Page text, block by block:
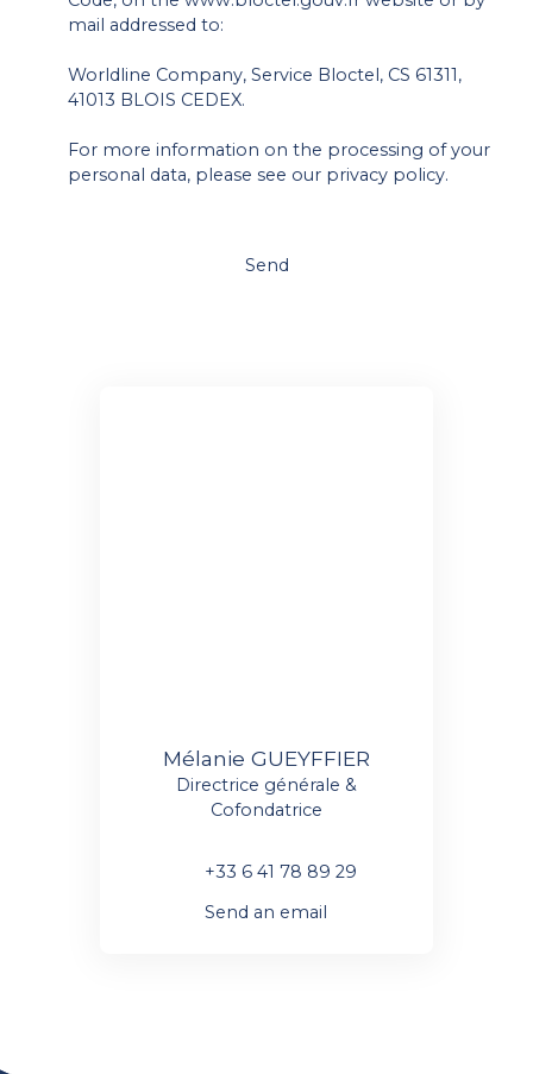
mail addressed to:
Worldline Company, Service Bloctel, CS 61311,
41013 BLOIS CEDEX.
For more information on the processing of your
personal data, please see our privacy policy.
Send
Mélanie GUEYFFIER
Directrice générale &
Cofondatrice
+33 6 41 78 89 29
Send an email